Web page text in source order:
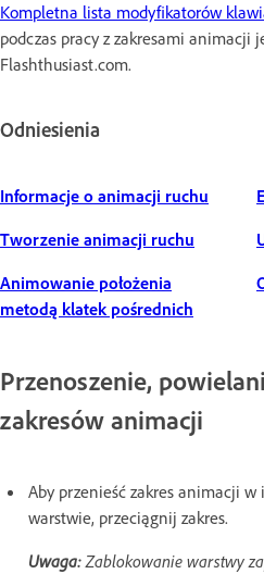
Kompletna lista modyfikatorów
podczas pracy z zakresami animacji
Flashthusiast.com.
Odniesienia
Informacje o animacji ruchu
Tworzenie animacji ruchu
Animowanie położenia
metodą klatek pośrednich
Przenoszenie,
zakresów animacji
Aby przenieść zakres animacji
warstwie, przeciągnij zakres.
Uwaga:Zablokowanie warstwy